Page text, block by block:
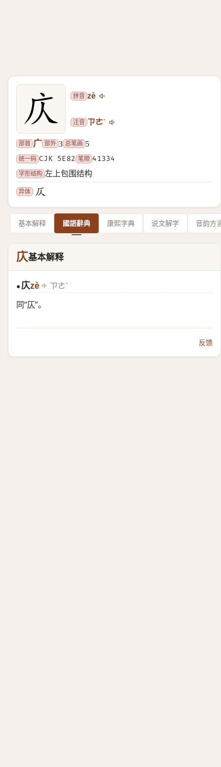
拼音 zè
注音 ㄗㄜˋ
部首 广 部外 3 总笔画 5
统一码 CJK 5E82 笔顺 41334
字形结构 左上包围结构
异体
基本解释 國語辭典 康熙字典 说文解字 音韵方
庂基本解释
●庂zè ㄗㄜˋ
同“仄”。
反馈